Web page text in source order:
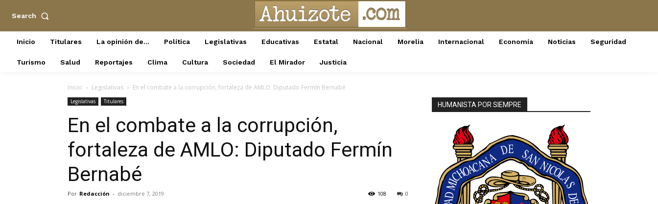
Search
Inicio Titulares La opinión de… Política Legislativas Educativas Estatal Nacional Morelia Internacional Economía Noticias Seguridad
Turismo Salud Reportajes Clima Cultura Sociedad El Mirador Justicia
Inicio Legislativas En el combate a la corrupción, fortaleza de AMLO: Diputado Fermín Bernabé
Legislativas Titulares
En el combate a la corrupción,
fortaleza de AMLO: Diputado Fermín
Bernabé
Por Redacción - diciembre 7, 2019 0
108
HUMANISTA POR SIEMPRE